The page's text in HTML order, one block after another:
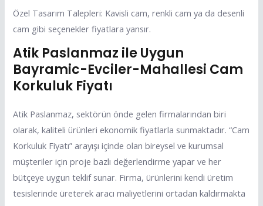
Özel Tasarım Talepleri: Kavisli cam, renkli cam ya da desenli
cam gibi seçenekler fiyatlara yansır.
Atik Paslanmaz ile Uygun
Bayramic-Evciler-Mahallesi Cam
Korkuluk Fiyatı
Atik Paslanmaz, sektörün önde gelen firmalarından biri
olarak, kaliteli ürünleri ekonomik fiyatlarla sunmaktadır. “Cam
Korkuluk Fiyatı” arayışı içinde olan bireysel ve kurumsal
müşteriler için proje bazlı değerlendirme yapar ve her
bütçeye uygun teklif sunar. Firma, ürünlerini kendi üretim
tesislerinde üreterek aracı maliyetlerini ortadan kaldırmakta